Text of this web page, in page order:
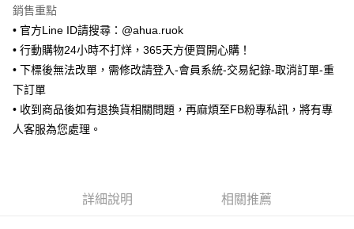
悠遊付
ATM付款
全家取貨付款
每筆NT$65，滿NT$688(含以上)免運費
銷售重點
• 官方Line ID請搜尋：@ahua.ruok
• 行動購物24小時不打烊，365天方便買開心購！
• 下標後無法改單，需修改請登入-會員系統-交易紀錄-取消訂單-重
下訂單
• 收到商品後如有退換貨相關問題，再麻煩至FB粉專私訊，將有專
人客服為您處理。
詳細說明 相關推薦